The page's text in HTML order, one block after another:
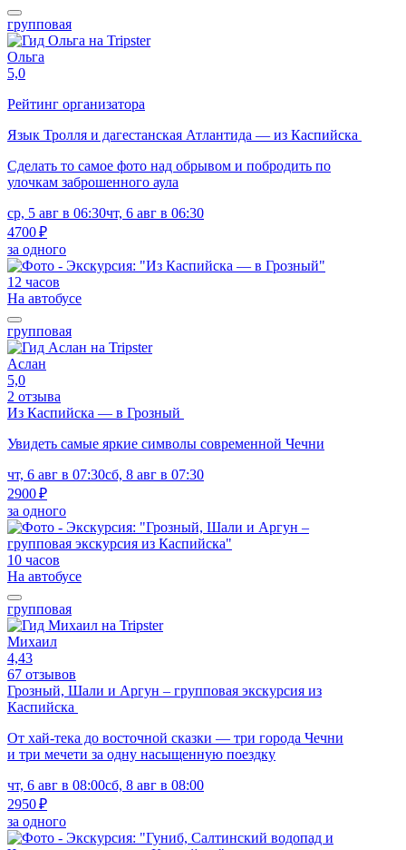
групповая
Ольга
5,0
Рейтинг организатора
Язык Тролля и дагестанская Атлантида — из Каспийска
Сделать то самое фото над обрывом и побродить по
улочкам заброшенного аула
ср, 5 авг в 06:30чт, 6 авг в 06:30
4700 ₽
за одного
12 часов
На автобусе
групповая
Аслан
5,0
2 отзыва
Из Каспийска — в Грозный
Увидеть самые яркие символы современной Чечни
чт, 6 авг в 07:30сб, 8 авг в 07:30
2900 ₽
за одного
10 часов
На автобусе
групповая
Михаил
4,43
67 отзывов
Грозный, Шали и Аргун – групповая экскурсия из
Каспийска
От хай-тека до восточной сказки — три города Чечни
и три мечети за одну насыщенную поездку
чт, 6 авг в 08:00сб, 8 авг в 08:00
2950 ₽
за одного